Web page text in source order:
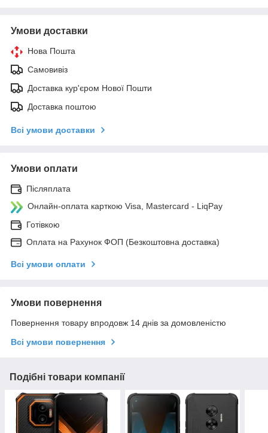
Умови доставки
Нова Пошта
Самовивіз
Доставка кур'єром Нової Пошти
Доставка поштою
Всі умови доставки
Умови оплати
Післяплата
Онлайн-оплата карткою Visa, Mastercard - LiqPay
Готівкою
Оплата на Рахунок ФОП (Безкоштовна доставка)
Всі умови оплати
Умови повернення
Повернення товару впродовж 14 днів за домовленістю
Всі умови повернення
Подібні товари компанії